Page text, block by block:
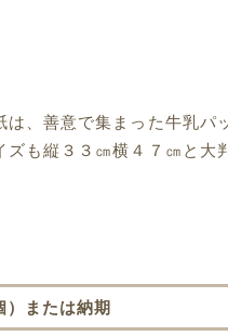
は、善意で集まった牛乳パ
ズも縦３３㎝横４７㎝と大
）または納期